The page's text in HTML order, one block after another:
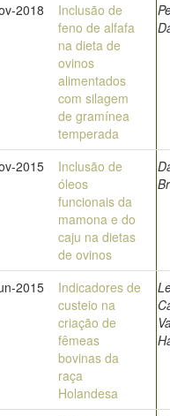
2018
Inclusão de
feno de alfafa
na dieta de
ovinos
alimentados
com silagem
de gramínea
temperada
2015
Inclusão de
óleos
funcionais da
mamona e do
caju na dietas
de ovinos
2015
Indicadores de
custeio na
criação de
fêmeas
bovinas da
raça
Holandesa